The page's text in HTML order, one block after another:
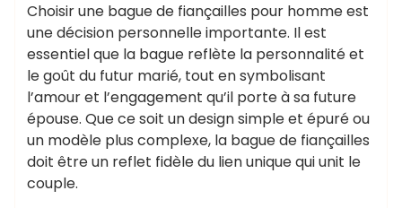
Choisir une bague de fiançailles pour homme est
une décision personnelle importante. Il est
essentiel que la bague reflète la personnalité et
le goût du futur marié, tout en symbolisant
l’amour et l’engagement qu’il porte à sa future
épouse. Que ce soit un design simple et épuré ou
un modèle plus complexe, la bague de fiançailles
doit être un reflet fidèle du lien unique qui unit le
couple.